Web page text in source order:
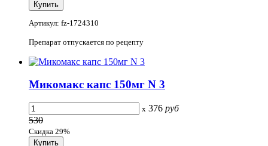
Артикул: fz-1724310
Препарат отпускается по рецепту
Микомакс капс 150мг N 3
x 376 руб
530
Скидка 29%